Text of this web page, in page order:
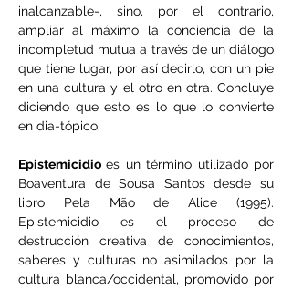
inalcanzable-, sino, por el contrario,
ampliar al máximo la conciencia de la
incompletud mutua a través de un diálogo
que tiene lugar, por así decirlo, con un pie
en una cultura y el otro en otra. Concluye
diciendo que esto es lo que lo convierte
en dia-tópico.
Epistemicidio
Boaventura de Sousa Santos desde su
libro Pela Mão de Alice (1995).
Epistemicidio es el proceso de
destrucción creativa de conocimientos,
saberes y culturas no asimilados por la
cultura blanca/occidental, promovido por